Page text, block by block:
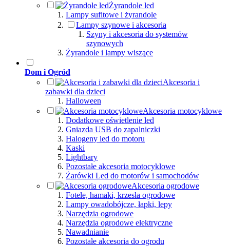
Żyrandole led
Lampy sufitowe i żyrandole
Lampy szynowe i akcesoria
Szyny i akcesoria do systemów
szynowych
Żyrandole i lampy wiszące
Dom i Ogród
Akcesoria i
zabawki dla dzieci
Halloween
Akcesoria motocyklowe
Dodatkowe oświetlenie led
Gniazda USB do zapalniczki
Halogeny led do motoru
Kaski
Lightbary
Pozostałe akcesoria motocyklowe
Żarówki Led do motorów i samochodów
Akcesoria ogrodowe
Fotele, hamaki, krzesła ogrodowe
Lampy owadobójcze, łapki, lepy
Narzędzia ogrodowe
Narzędzia ogrodowe elektryczne
Nawadnianie
Pozostałe akcesoria do ogrodu